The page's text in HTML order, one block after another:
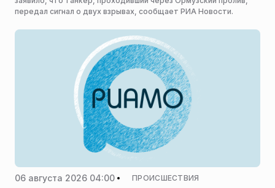
передал сигнал о двух взрывах, сообщает РИА Новости.
06 августа 2026 04:00 ПРОИСШЕСТВИЯ